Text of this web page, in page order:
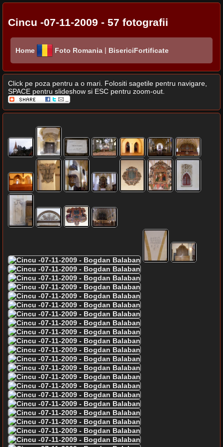
Cincu -07-11-2009 - 57 fotografii
Home Foto Romania | BisericiFortificate
Click pe poza pentru a o mari. Folositi sagetile pentru navigare,
SPACE pentru slideshow si ESC pentru zoom-out.